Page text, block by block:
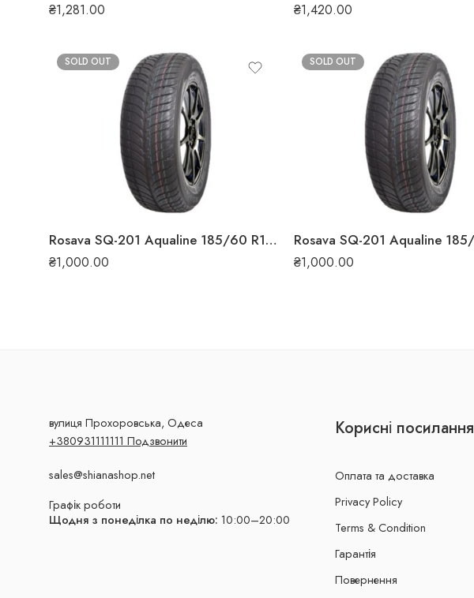
₴1,281.00 ₴1,420.00
SOLD OUT
Rosava SQ-201 Aqualine 185/60 R14 82H літня шина
₴1,000.00
SOLD OUT
₴1,000.00
вулиця Прохоровська, Одеса
+380931111111 Подзвонити
sales@shianashop.net
Графік роботи
Щодня з понеділка по неділю: 10:00–20:00
Корисні посилання
Оплата та доставка
Privacy Policy
Terms & Condition
Гарантія
Повернення